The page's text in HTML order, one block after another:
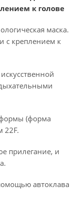
к голове
маска.
с креплением к
формы (форма
22F.
прилегание, и
автоклава